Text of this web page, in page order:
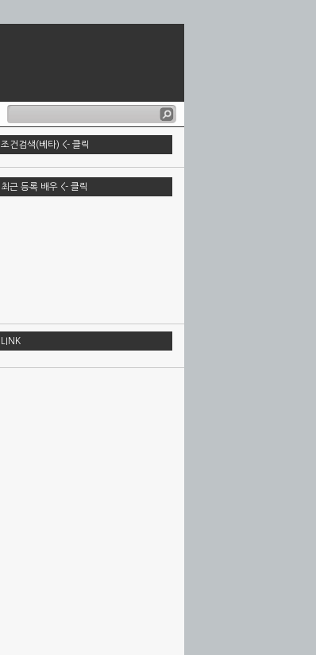
조건검색(베타) <- 클릭
최근 등록 배우 <- 클릭
LINK